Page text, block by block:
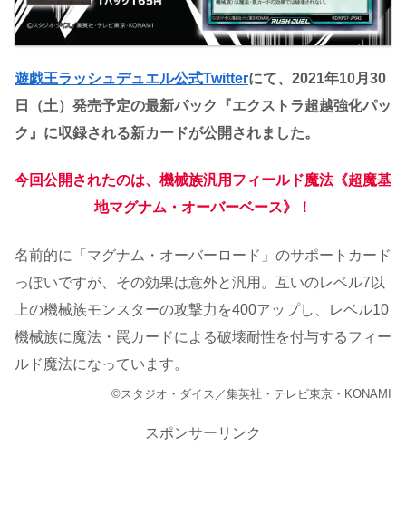
遊戯王ラッシュデュエル公式Twitterにて、2021年10月30
日（土）発売予定の最新パック『エクストラ超越強化パッ
ク』に収録される新カードが公開されました。
今回公開されたのは、機械族汎用フィールド魔法《超魔基
地マグナム・オーバーベース》！
名前的に「マグナム・オーバーロード」のサポートカード
っぽいですが、その効果は意外と汎用。互いのレベル7以
上の機械族モンスターの攻撃力を400アップし、レベル10
機械族に魔法・罠カードによる破壊耐性を付与するフィー
ルド魔法になっています。
©スタジオ・ダイス／集英社・テレビ東京・KONAMI
スポンサーリンク